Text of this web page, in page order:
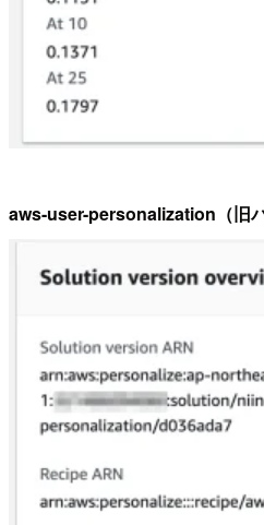
aws-user-personalization（旧